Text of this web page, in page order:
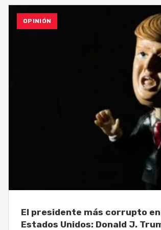
OPINIÓN
El presidente más corrupto
Estados Unidos: Donald J.